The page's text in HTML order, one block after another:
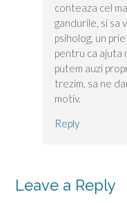
conteaza cel
gandurile, si sa
psiholog, un
pentru ca ajuta
putem auzi
trezim, sa ne
motiv.
Reply
Leave a Reply